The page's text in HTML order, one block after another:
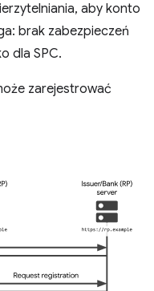
aby konto
brak zabezpieczeń
dla SPC.
zarejestrować